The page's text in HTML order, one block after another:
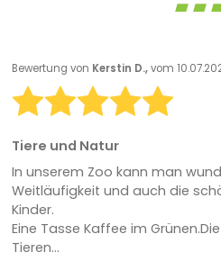
Bewertung von Kerstin D.,vom
Tiere und Natur
In unserem Zoo kann man
Weitläufigkeit und auch die
Kinder.
Eine Tasse Kaffee im
Tieren...